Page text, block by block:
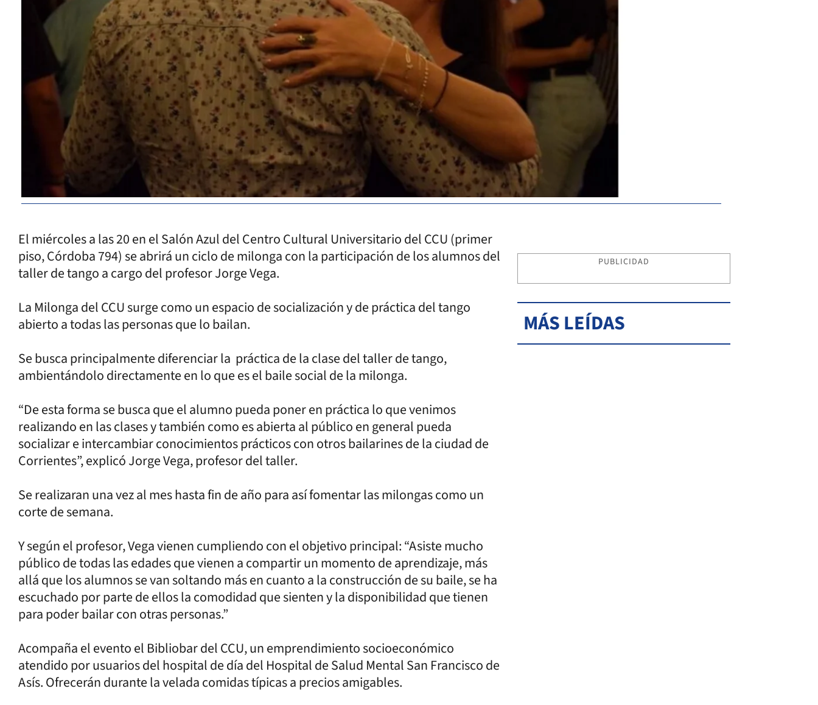
El miércoles a las 20 en el Salón Azul del Centro Cultural Universitario del CCU (primer
piso, Córdoba 794) se abrirá un ciclo de milonga con la participación de los alumnos del
taller de tango a cargo del profesor Jorge Vega.
La Milonga del CCU surge como un espacio de socialización y de práctica del tango
abierto a todas las personas que lo bailan.
Se busca principalmente diferenciar la práctica de la clase del taller de tango,
ambientándolo directamente en lo que es el baile social de la milonga.
“De esta forma se busca que el alumno pueda poner en práctica lo que venimos
realizando en las clases y también como es abierta al público en general pueda
socializar e intercambiar conocimientos prácticos con otros bailarines de la ciudad de
Corrientes”, explicó Jorge Vega, profesor del taller.
Se realizaran una vez al mes hasta fin de año para así fomentar las milongas como un
corte de semana.
Y según el profesor, Vega vienen cumpliendo con el objetivo principal: “Asiste mucho
público de todas las edades que vienen a compartir un momento de aprendizaje, más
allá que los alumnos se van soltando más en cuanto a la construcción de su baile, se ha
escuchado por parte de ellos la comodidad que sienten y la disponibilidad que tienen
para poder bailar con otras personas.”
Acompaña el evento el Bibliobar del CCU, un emprendimiento socioeconómico
atendido por usuarios del hospital de día del Hospital de Salud Mental San Francisco de
Asís. Ofrecerán durante la velada comidas típicas a precios amigables.
PUBLICIDAD
MÁS LEÍDAS